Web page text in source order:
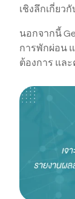
เชิงลึกเกี่ยว
นอกจากนี้
การพักผ่อน
ต้องการ แล